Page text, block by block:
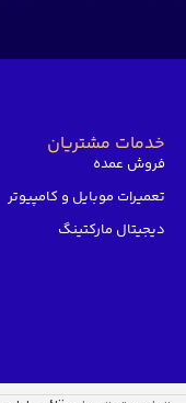
خدمات مشتریان
فروش عمده
تعمیرات موبایل و کامپیوتر
دیجیتال مارکتینگ